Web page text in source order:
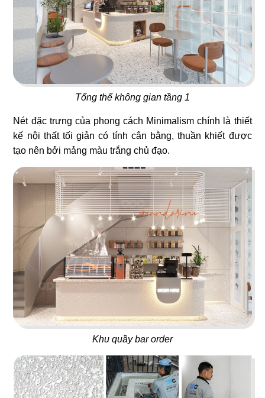
Tổng thể không gian tầng 1
Nét đặc trưng của phong cách Minimalism chính là thiết
kế nội thất tối giản có tính cân bằng, thuần khiết được
tạo nên bởi mảng màu trắng chủ đạo.
Khu quầy bar order
BBQ & Hotpot Nhà hàng Âu
YUMMY BABOON
Gà rán
12
MASHA & THE BEAR
Buffet
MARINA
Coffee
14
CK PIZZA
Nhà hàng Âu
TEXAS
Nhà hàng
16
BABOON
Nightclub